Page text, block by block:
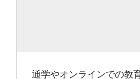
通学やオンラインでの教